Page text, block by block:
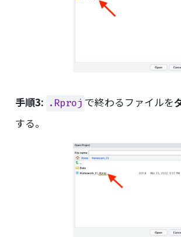
手順3: .Rproj で終わるファイルを
する。